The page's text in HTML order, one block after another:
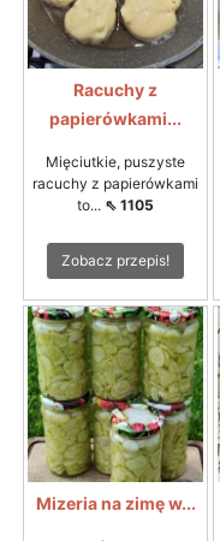
Racuchy z
papierówkami...
Mięciutkie, puszyste
racuchy z papierówkami
to... ⇖ 1105
Zobacz przepis!
Mizeria na zimę w...